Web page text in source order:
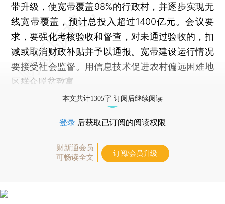
带升级，使宽带覆盖98%的行政村，并逐步实现无
线宽带覆盖，预计总投入超过1400亿元。会议要
求，要强化考核验收和督查，对未通过验收的，扣
减或取消财政补贴并予以通报。宽带建设运行情况
要接受社会监督。用信息技术促进农村偏远困难地
区群众脱贫致富。
本文共计1305字 订阅后继续阅读
登录 后获取已订阅的阅读权限
财新通会员
可畅读全文
订阅/会员升级